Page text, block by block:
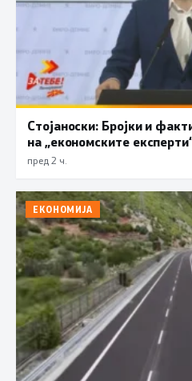
Стојаноски: Бројки и
на „економските
пред 2 ч.
ЕКОНОМИЈА